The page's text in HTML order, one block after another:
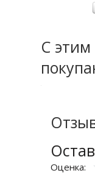
С этим
Оценка: